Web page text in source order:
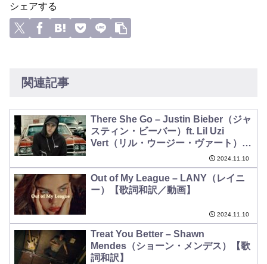
シェアする
関連記事
There She Go – Justin Bieber（ジャ
スティン・ビーバー）ft. Lil Uzi
Vert（リル・ウージー・ヴァート）
2024.11.10
Out of My League – LANY（レイニ
ー）【歌詞和訳／動画】
2024.11.10
Treat You Better – Shawn
Mendes（ショーン・メンデス）【歌
詞和訳】